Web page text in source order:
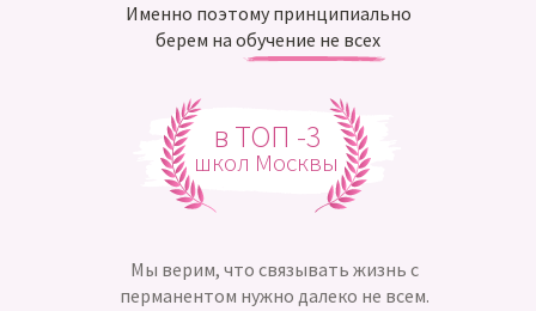
Именно поэтому принципиально
берем на обучение не всех
школ Москвы
в ТОП -3
Мы верим, что связывать жизнь с
перманентом нужно далеко не всем.